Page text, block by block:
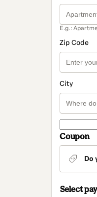
E.g.:
Zip Code
City
Coupon
Do
Select